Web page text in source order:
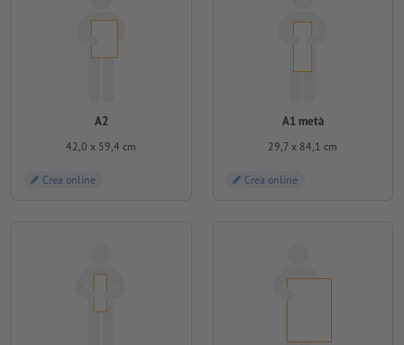
A2
42,0 x 59,4 cm
Crea online
A1 metà
29,7 x 84,1 cm
Crea online